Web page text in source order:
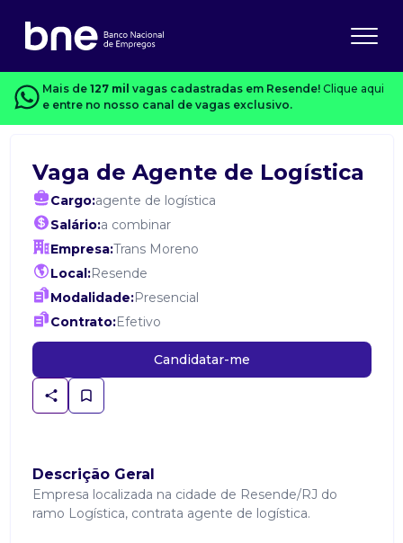
Mais de 127 mil vagas cadastradas em Resende! Clique aqui
e entre no nosso canal de vagas exclusivo.
Vaga de Agente de Logística
Cargo:agente de logística
Salário:a combinar
Empresa:Trans Moreno
Local:Resende
Modalidade:Presencial
Contrato:Efetivo
Candidatar-me
Descrição Geral
Empresa localizada na cidade de Resende/RJ do
ramo Logística, contrata agente de logística.